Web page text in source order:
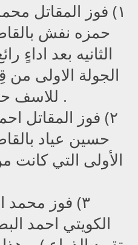
١) فوز المقاتل
حمزه نفش
الثانيه بعد
الجولة الاولى
للاسف حمزة لم يحالفه الحظ .
٢) فوز المقاتل
حسين عياد
الأولى التي كانت
٣) فوز محمد
الكويتي احمد